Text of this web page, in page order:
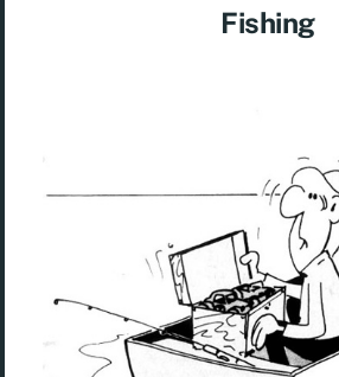
Fishing